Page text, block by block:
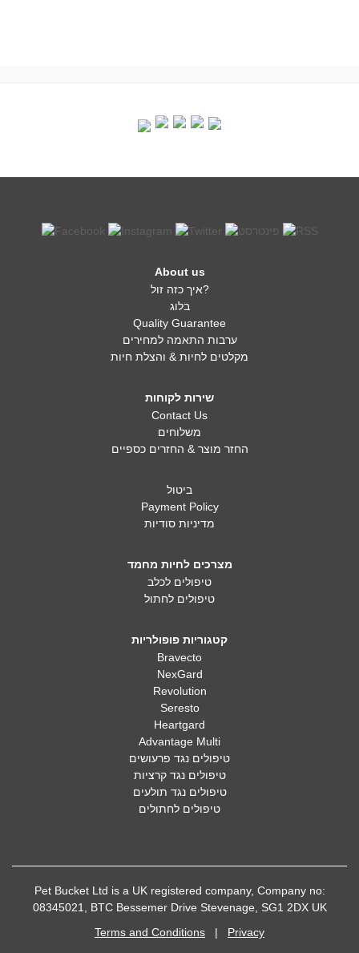
About us
איך כזה זול?
בלוג
Quality Guarantee
ערבות התאמה למחירים
מקלטים לחיות & והצלת חיות
שירות לקוחות
Contact Us
משלוחים
החזר מוצר & החזרים כספיים
ביטול
Payment Policy
מדיניות סודיות
מצרכים לחיות מחמד
טיפולים לכלב
טיפולים לחתול
קטגוריות פופולריות
Bravecto
NexGard
Revolution
Seresto
Heartgard
Advantage Multi
טיפולים נגד פרעושים
טיפולים נגד קרציות
טיפולים נגד תולעים
טיפולים לחתולים
Pet Bucket Ltd is a UK registered company, Company no:
08345021, BTC Bessemer Drive Stevenage, SG1 2DX UK
Terms and Conditions | Privacy